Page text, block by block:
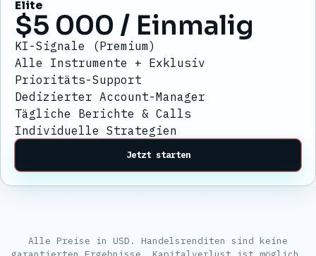
Elite
$5 000 / Einmalig
KI-Signale (Premium)
Alle Instrumente + Exklusiv
Prioritäts-Support
Dedizierter Account-Manager
Tägliche Berichte & Calls
Individuelle Strategien
Jetzt starten
Alle Preise in USD. Handelsrenditen sind keine